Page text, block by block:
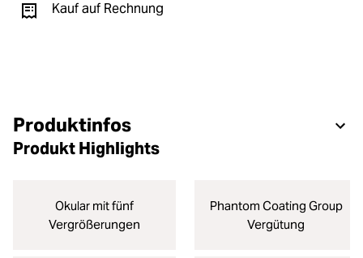
Kauf auf Rechnung
Produktinfos
Produkt Highlights
Okular mit fünf
Vergrößerungen
Phantom Coating Group
Vergütung